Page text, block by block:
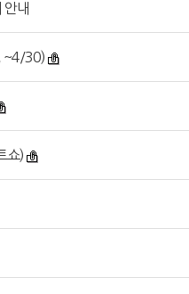
안내
~4/30)
쇼)